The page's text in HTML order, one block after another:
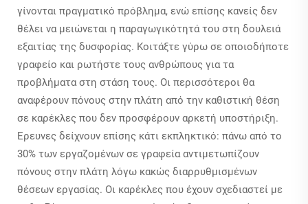
γίνονται πραγματικό πρόβλημα, ενώ επίσης κανείς δεν
θέλει να μειώνεται η παραγωγικότητά του στη δουλειά
εξαιτίας της δυσφορίας. Κοιτάξτε γύρω σε οποιοδήποτε
γραφείο και ρωτήστε τους ανθρώπους για τα
προβλήματα στη στάση τους. Οι περισσότεροι θα
αναφέρουν πόνους στην πλάτη από την καθιστική θέση
σε καρέκλες που δεν προσφέρουν αρκετή υποστήριξη.
Έρευνες δείχνουν επίσης κάτι εκπληκτικό: πάνω από το
30% των εργαζομένων σε γραφεία αντιμετωπίζουν
πόνους στην πλάτη λόγω κακώς διαρρυθμισμένων
θέσεων εργασίας. Οι καρέκλες που έχουν σχεδιαστεί με